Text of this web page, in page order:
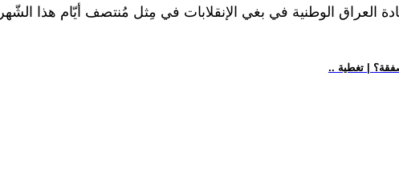
الوطنية في بغي الإنقلابات في مِثل مُنتصف أيّام هذا الشّهر رمضان8
| تغطية